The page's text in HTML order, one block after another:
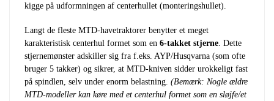
kigge på udformningen af centerhullet (monteringshullet).
Langt de fleste MTD-havetraktorer benytter et meget
karakteristisk centerhul formet som en 6-takket stjerne. Dette
stjernemønster adskiller sig fra f.eks. AYP/Husqvarna (som ofte
bruger 5 takker) og sikrer, at MTD-kniven sidder urokkeligt fast
på spindlen, selv under enorm belastning. (Bemærk: Nogle ældre
MTD-modeller kan køre med et centerhul formet som en sløjfe/et